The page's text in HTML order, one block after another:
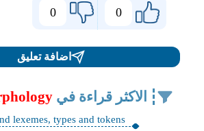
0
0
اضافة تعليق
الاكثر قراءة في
lexemes, types and tokens